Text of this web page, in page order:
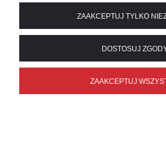
ZAAKCEPTUJ TYLKO
DOSTOSUJ
ZAAKCEPTUJ